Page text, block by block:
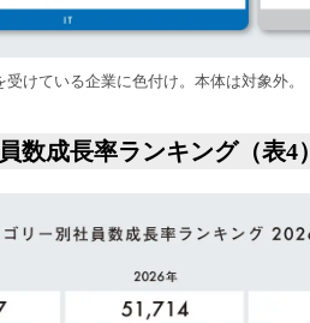
けている企業に色付け。本体は対象外。
数成長率ランキング（表4）